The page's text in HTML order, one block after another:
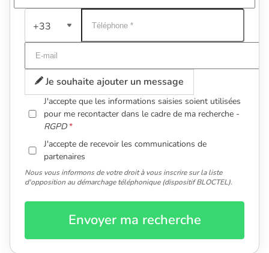
+33
Je souhaite ajouter un message
J'accepte que les informations saisies soient utilisées
pour me recontacter dans le cadre de ma recherche -
RGPD
J'accepte de recevoir les communications de
partenaires
Nous vous informons de votre droit à vous inscrire sur la liste
d'opposition au démarchage téléphonique (dispositif BLOCTEL).
Envoyer ma recherche